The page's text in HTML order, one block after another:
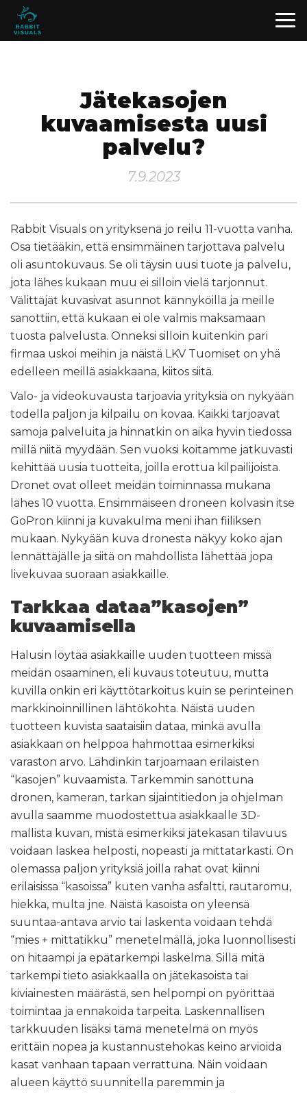
Jätekasojen
kuvaamisesta uusi
palvelu?
7.9.2023
Rabbit Visuals on yrityksenä jo reilu 11-vuotta vanha.
Osa tietääkin, että ensimmäinen tarjottava palvelu
oli asuntokuvaus. Se oli täysin uusi tuote ja palvelu,
jota lähes kukaan muu ei silloin vielä tarjonnut.
Välittäjät kuvasivat asunnot kännyköillä ja meille
sanottiin, että kukaan ei ole valmis maksamaan
tuosta palvelusta. Onneksi silloin kuitenkin pari
firmaa uskoi meihin ja näistä LKV Tuomiset on yhä
edelleen meillä asiakkaana, kiitos siitä.
Valo- ja videokuvausta tarjoavia yrityksiä on nykyään
todella paljon ja kilpailu on kovaa. Kaikki tarjoavat
samoja palveluita ja hinnatkin on aika hyvin tiedossa
millä niitä myydään. Sen vuoksi koitamme jatkuvasti
kehittää uusia tuotteita, joilla erottua kilpailijoista.
Dronet ovat olleet meidän toiminnassa mukana
lähes 10 vuotta. Ensimmäiseen droneen kolvasin itse
GoPron kiinni ja kuvakulma meni ihan fiiliksen
mukaan. Nykyään kuva dronesta näkyy koko ajan
lennättäjälle ja siitä on mahdollista lähettää jopa
livekuvaa suoraan asiakkaille.
Tarkkaa dataa”kasojen”
kuvaamisella
Halusin löytää asiakkaille uuden tuotteen missä
meidän osaaminen, eli kuvaus toteutuu, mutta
kuvilla onkin eri käyttötarkoitus kuin se perinteinen
markkinoinnillinen lähtökohta. Näistä uuden
tuotteen kuvista saataisiin dataa, minkä avulla
asiakkaan on helppoa hahmottaa esimerkiksi
varaston arvo. Lähdinkin tarjoamaan erilaisten
“kasojen” kuvaamista. Tarkemmin sanottuna
dronen, kameran, tarkan sijaintitiedon ja ohjelman
avulla saamme muodostettua asiakkaalle 3D-
mallista kuvan, mistä esimerkiksi jätekasan tilavuus
voidaan laskea helposti, nopeasti ja mittatarkasti. On
olemassa paljon yrityksiä joilla rahat ovat kiinni
erilaisissa “kasoissa” kuten vanha asfaltti, rautaromu,
hiekka, multa jne. Näistä kasoista on yleensä
suuntaa-antava arvio tai laskenta voidaan tehdä
“mies + mittatikku” menetelmällä, joka luonnollisesti
on hitaampi ja epätarkempi laskelma. Sillä mitä
tarkempi tieto asiakkaalla on jätekasoista tai
kiviainesten määrästä, sen helpompi on pyörittää
toimintaa ja ennakoida tarpeita. Laskennallisen
tarkkuuden lisäksi tämä menetelmä on myös
erittäin nopea ja kustannustehokas keino arvioida
kasat vanhaan tapaan verrattuna. Näin voidaan
alueen käyttö suunnitella paremmin ja